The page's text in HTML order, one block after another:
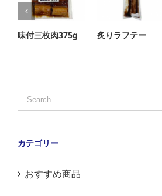
味付三枚肉375g 炙りラフテー
Search
for:
カテゴリー
おすすめ商品